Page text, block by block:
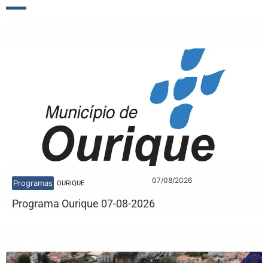
Programas OURIQUE 07/08/2026
Programa Ourique 07-08-2026